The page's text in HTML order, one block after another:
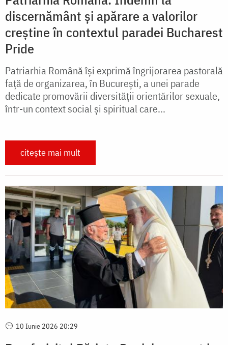
discernământ și apărare a valorilor
creștine în contextul paradei Bucharest
Pride
Patriarhia Română își exprimă îngrijorarea pastorală
față de organizarea, în București, a unei parade
dedicate promovării diversității orientărilor sexuale,
într-un context social și spiritual care...
citește mai mult
10 Iunie 2026 20:29